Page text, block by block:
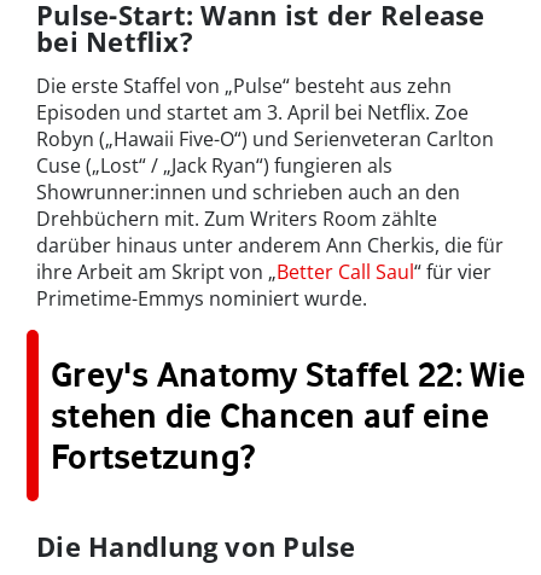
Pulse-Start: Wann ist der Release
bei Netflix?
Die erste Staffel von „Pulse“ besteht aus zehn
Episoden und startet am 3. April bei Netflix. Zoe
Robyn („Hawaii Five-O“) und Serienveteran Carlton
Cuse („Lost“ / „Jack Ryan“) fungieren als
Showrunner:innen und schrieben auch an den
Drehbüchern mit. Zum Writers Room zählte
darüber hinaus unter anderem Ann Cherkis, die für
ihre Arbeit am Skript von „Better Call Saul“ für vier
Primetime-Emmys nominiert wurde.
Grey's Anatomy Staffel 22: Wie
stehen die Chancen auf eine
Fortsetzung?
Die Handlung von Pulse